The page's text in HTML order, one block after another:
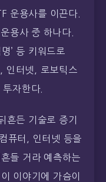
운용사를 이끈다.
용사 중 하나다.
’ 등 키워드로
인터넷, 로보틱스
자한다.
흔든 기술로 증기
퓨터, 인터넷 등을
들 거라 예측하는
이야기에 가슴이